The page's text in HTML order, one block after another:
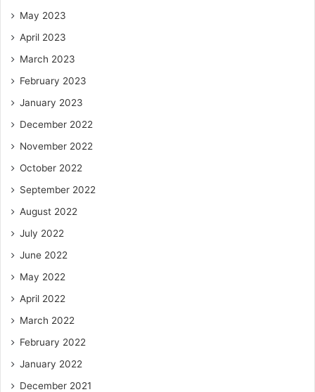
May 2023
April 2023
March 2023
February 2023
January 2023
December 2022
November 2022
October 2022
September 2022
August 2022
July 2022
June 2022
May 2022
April 2022
March 2022
February 2022
January 2022
December 2021